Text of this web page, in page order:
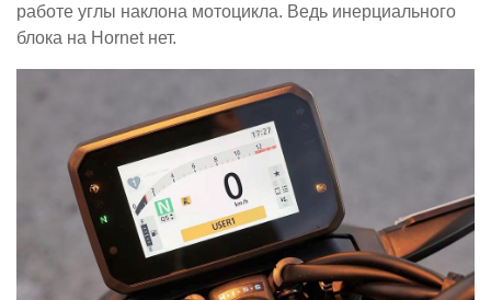
работе углы наклона мотоцикла. Ведь инерциального
блока на Hornet нет.